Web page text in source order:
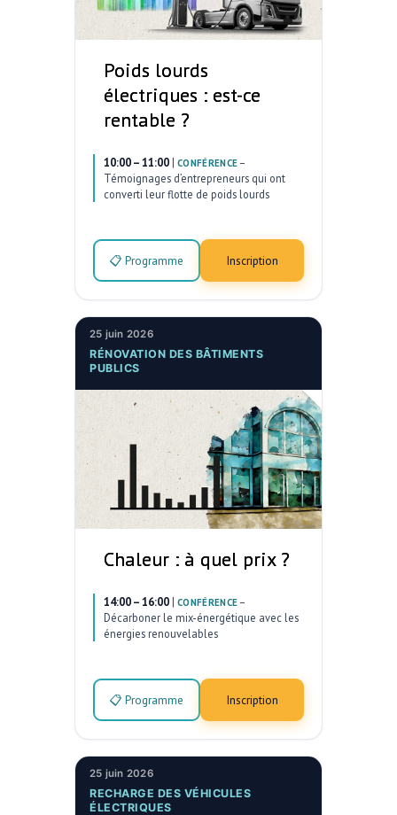
Poids lourds
électriques : est-ce
rentable ?
10:00 – 11:00 | CONFÉRENCE –
Témoignages d’entrepreneurs qui ont
converti leur flotte de poids lourds
📋 Programme Inscription
25 juin 2026
RÉNOVATION DES BÂTIMENTS
PUBLICS
Chaleur : à quel prix ?
14:00 – 16:00 | CONFÉRENCE –
Décarboner le mix-énergétique avec les
énergies renouvelables
📋 Programme Inscription
25 juin 2026
RECHARGE DES VÉHICULES
ÉLECTRIQUES